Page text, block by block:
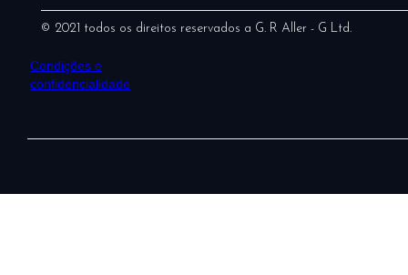
© 2021 todos os direitos reservados a G. R Aller - G Ltd.
Condições e
confidencialidade